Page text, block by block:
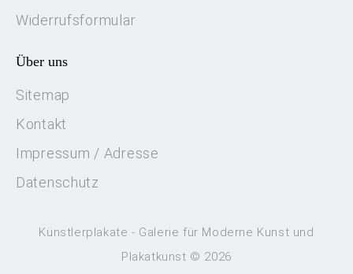
Widerrufsformular
Über uns
Sitemap
Kontakt
Impressum / Adresse
Datenschutz
Künstlerplakate - Galerie für Moderne Kunst und
Plakatkunst © 2026